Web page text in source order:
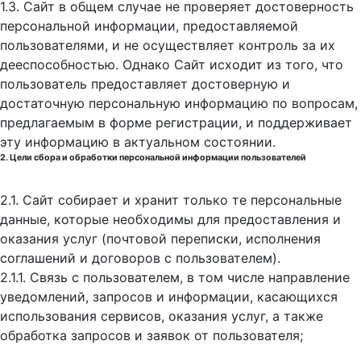
1.3. Сайт в общем случае не проверяет достоверность
персональной информации, предоставляемой
пользователями, и не осуществляет контроль за их
дееспособностью. Однако Сайт исходит из того, что
пользователь предоставляет достоверную и
достаточную персональную информацию по вопросам,
предлагаемым в форме регистрации, и поддерживает
эту информацию в актуальном состоянии.
2. Цели сбора и обработки персональной информации пользователей
2.1. Сайт собирает и хранит только те персональные
данные, которые необходимы для предоставления и
оказания услуг (почтовой переписки, исполнения
соглашений и договоров с пользователем).
2.1.1. Связь с пользователем, в том числе направление
уведомлений, запросов и информации, касающихся
использования сервисов, оказания услуг, а также
обработка запросов и заявок от пользователя;